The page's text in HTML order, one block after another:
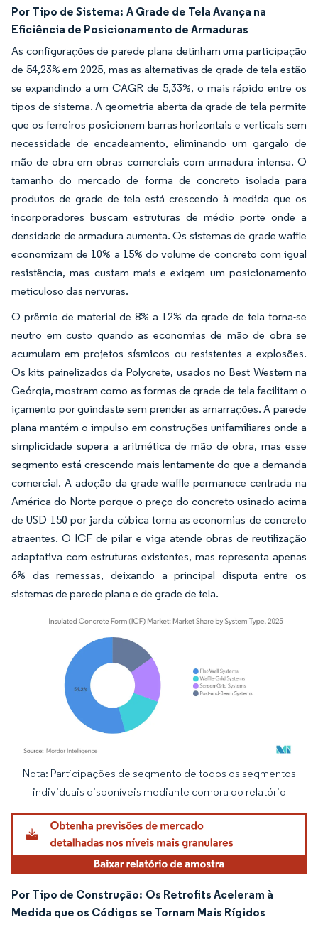
Por Tipo de Sistema: A Grade de Tela Avança na
Eficiência de Posicionamento de Armaduras
As configurações de parede plana detinham uma participação
de 54,23% em 2025, mas as alternativas de grade de tela estão
se expandindo a um CAGR de 5,33%, o mais rápido entre os
tipos de sistema. A geometria aberta da grade de tela permite
que os ferreiros posicionem barras horizontais e verticais sem
necessidade de encadeamento, eliminando um gargalo de
mão de obra em obras comerciais com armadura intensa. O
tamanho do mercado de forma de concreto isolada para
produtos de grade de tela está crescendo à medida que os
incorporadores buscam estruturas de médio porte onde a
densidade de armadura aumenta. Os sistemas de grade waffle
economizam de 10% a 15% do volume de concreto com igual
resistência, mas custam mais e exigem um posicionamento
meticuloso das nervuras.
O prêmio de material de 8% a 12% da grade de tela torna-se
neutro em custo quando as economias de mão de obra se
acumulam em projetos sísmicos ou resistentes a explosões.
Os kits painelizados da Polycrete, usados no Best Western na
Geórgia, mostram como as formas de grade de tela facilitam o
içamento por guindaste sem prender as amarrações. A parede
plana mantém o impulso em construções unifamiliares onde a
simplicidade supera a aritmética de mão de obra, mas esse
segmento está crescendo mais lentamente do que a demanda
comercial. A adoção da grade waffle permanece centrada na
América do Norte porque o preço do concreto usinado acima
de USD 150 por jarda cúbica torna as economias de concreto
atraentes. O ICF de pilar e viga atende obras de reutilização
adaptativa com estruturas existentes, mas representa apenas
6% das remessas, deixando a principal disputa entre os
sistemas de parede plana e de grade de tela.
Imagem © Mordor Intelligence. O reuso requer atribuição conforme CC BY 4.0.
Nota: Participações de segmento de todos os segmentos
individuais disponíveis mediante compra do relatório
Por Tipo de Construção: Os Retrofits Aceleram à
Medida que os Códigos se Tornam Mais Rígidos